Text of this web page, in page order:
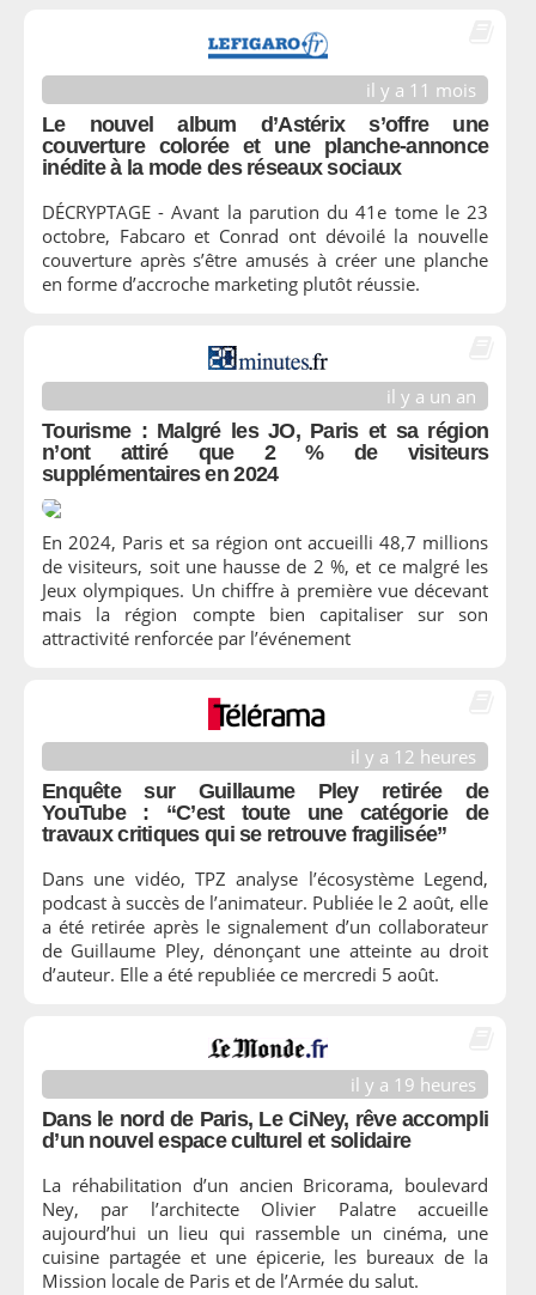
il y a 11 mois
Le nouvel album d’Astérix s’offre une
couverture colorée et une planche-annonce
inédite à la mode des réseaux sociaux
DÉCRYPTAGE - Avant la parution du 41e tome le 23
octobre, Fabcaro et Conrad ont dévoilé la nouvelle
couverture après s’être amusés à créer une planche
en forme d’accroche marketing plutôt réussie.
il y a un an
Tourisme : Malgré les JO, Paris et sa région
n’ont attiré que 2 % de visiteurs
supplémentaires en 2024
En 2024, Paris et sa région ont accueilli 48,7 millions
de visiteurs, soit une hausse de 2 %, et ce malgré les
Jeux olympiques. Un chiffre à première vue décevant
mais la région compte bien capitaliser sur son
attractivité renforcée par l’événement
il y a 12 heures
Enquête sur Guillaume Pley retirée de
YouTube : “C’est toute une catégorie de
travaux critiques qui se retrouve fragilisée”
Dans une vidéo, TPZ analyse l’écosystème Legend,
podcast à succès de l’animateur. Publiée le 2 août, elle
a été retirée après le signalement d’un collaborateur
de Guillaume Pley, dénonçant une atteinte au droit
d’auteur. Elle a été republiée ce mercredi 5 août.
il y a 19 heures
Dans le nord de Paris, Le CiNey, rêve accompli
d’un nouvel espace culturel et solidaire
La réhabilitation d’un ancien Bricorama, boulevard
Ney, par l’architecte Olivier Palatre accueille
aujourd’hui un lieu qui rassemble un cinéma, une
cuisine partagée et une épicerie, les bureaux de la
Mission locale de Paris et de l’Armée du salut.